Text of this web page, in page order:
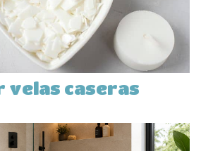
velas caseras